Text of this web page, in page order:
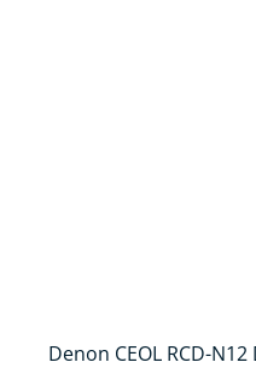
Denon CEOL RCD-N12